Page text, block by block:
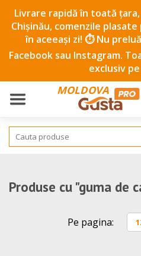
Livrare rapidă în toată
Chișinău, comenzile
în aceeași zi! ⏱️ Nu
Facebook sau Instagram.
exclusiv
MOLDOVA
Produse cu "guma de
Pe pagina: